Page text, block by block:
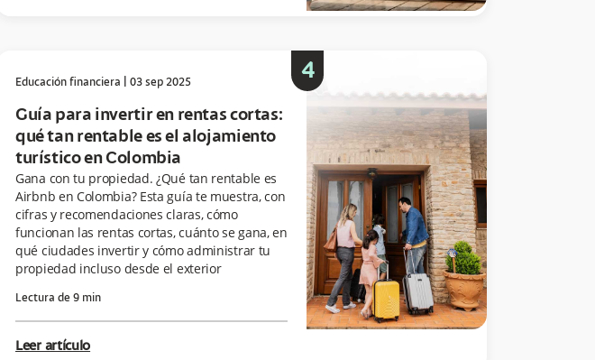
Educación financiera 03 sep 2025
Guía para invertir en rentas cortas:
qué tan rentable es el alojamiento
turístico en Colombia
Gana con tu propiedad. ¿Qué tan rentable es
Airbnb en Colombia? Esta guía te muestra, con
cifras y recomendaciones claras, cómo
funcionan las rentas cortas, cuánto se gana, en
qué ciudades invertir y cómo administrar tu
propiedad incluso desde el exterior
Lectura de 9 min
Leer artículo
4